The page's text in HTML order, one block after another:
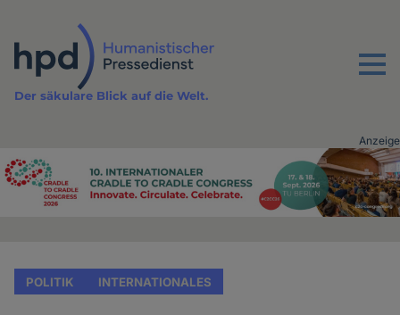
Inhalt
Menu
Der säkulare Blick auf die Welt.
Advertising
Anzeige
POLITIK INTERNATIONALES